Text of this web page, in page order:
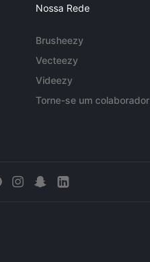
Nossa Rede
Brusheezy
Vecteezy
Videezy
Torne-se um colaborador